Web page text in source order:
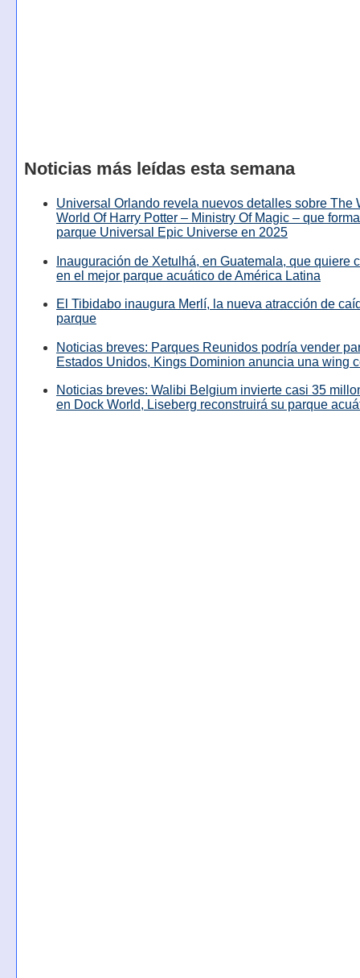
Noticias más leídas esta semana
Universal Orlando revela nuevos detalles sobre The
World Of Harry Potter – Ministry Of Magic – que
parque Universal Epic Universe en 2025
Inauguración de Xetulhá, en Guatemala, que quiere
en el mejor parque acuático de América Latina
El Tibidabo inaugura Merlí, la nueva atracción de
parque
Noticias breves: Parques Reunidos podría vender
Estados Unidos, Kings Dominion anuncia una wing
Noticias breves: Walibi Belgium invierte casi 35
en Dock World, Liseberg reconstruirá su parque